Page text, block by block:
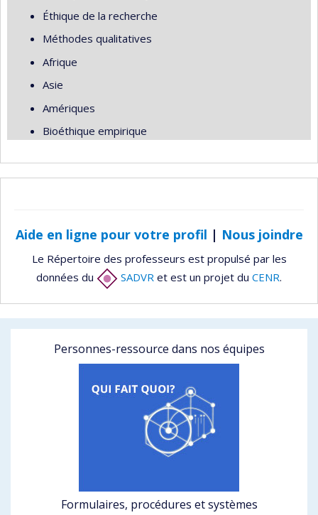
Éthique de la recherche
Méthodes qualitatives
Afrique
Asie
Amériques
Bioéthique empirique
Aide en ligne pour votre profil | Nous joindre
Le Répertoire des professeurs est propulsé par les
données du
SADVR et est un projet du CENR.
Personnes-ressource dans nos équipes
Formulaires, procédures et systèmes